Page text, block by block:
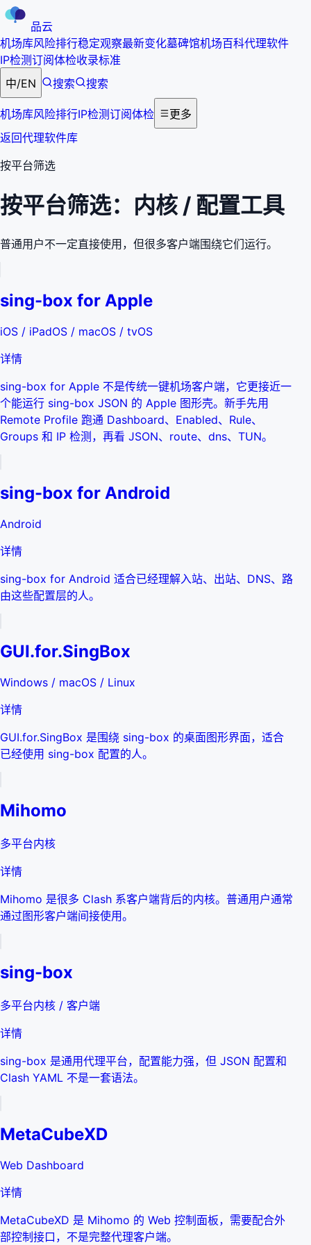
品云
机场库风险排行稳定观察最新变化墓碑馆机场百科代理软件
IP检测订阅体检收录标准
中/EN 搜索 搜索
机场库风险排行IP检测订阅体检
更多
返回代理软件库
按平台筛选
按平台筛选： 内核 / 配置工具
普通用户不一定直接使用，但很多客户端围绕它们运行。
sing-box for Apple
iOS / iPadOS / macOS / tvOS
详情
sing-box for Apple 不是传统一键机场客户端，它更接近一
个能运行 sing-box JSON 的 Apple 图形壳。新手先用
Remote Profile 跑通 Dashboard、Enabled、Rule、
Groups 和 IP 检测，再看 JSON、route、dns、TUN。
sing-box for Android
Android
详情
sing-box for Android 适合已经理解入站、出站、DNS、路
由这些配置层的人。
GUI.for.SingBox
Windows / macOS / Linux
详情
GUI.for.SingBox 是围绕 sing-box 的桌面图形界面，适合
已经使用 sing-box 配置的人。
Mihomo
多平台内核
详情
Mihomo 是很多 Clash 系客户端背后的内核。普通用户通常
通过图形客户端间接使用。
sing-box
多平台内核 / 客户端
详情
sing-box 是通用代理平台，配置能力强，但 JSON 配置和
Clash YAML 不是一套语法。
MetaCubeXD
Web Dashboard
详情
MetaCubeXD 是 Mihomo 的 Web 控制面板，需要配合外
部控制接口，不是完整代理客户端。